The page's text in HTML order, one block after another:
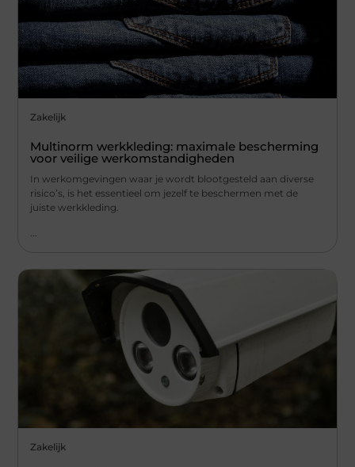
Zakelijk
Multinorm werkkleding: maximale bescherming
voor veilige werkomstandigheden
In werkomgevingen waar je wordt blootgesteld aan diverse
risico’s, is het essentieel om jezelf te beschermen met de
juiste werkkleding.
Zakelijk